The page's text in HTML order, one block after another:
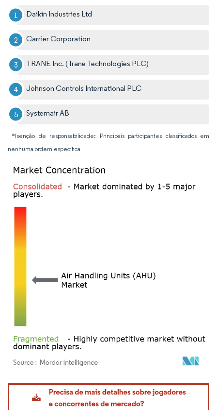
Daikin Industries Ltd
Carrier Corporation
TRANE Inc. (Trane Technologies PLC)
Johnson Controls International PLC
Systemair AB
*Isenção de responsabilidade: Principais participantes classificados em
nenhuma ordem específica
Imagem © Mordor Intelligence. O reuso requer atribuição conforme CC BY 4.0.